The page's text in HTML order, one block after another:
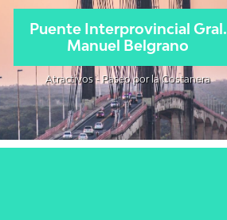
Puente Interprovincial Gral.
Manuel Belgrano
Atractivos - Paseo por la Costanera